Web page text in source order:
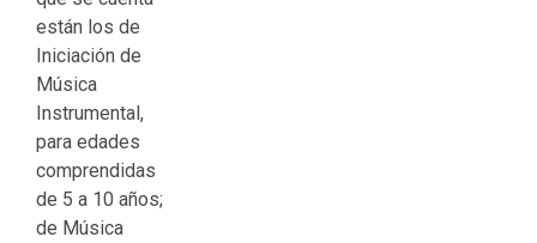
están los de
Iniciación de
Música
Instrumental,
para edades
comprendidas
de 5 a 10 años;
de Música